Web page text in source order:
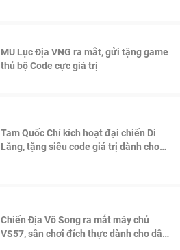
MU Lục Địa VNG ra mắt, gửi tặng game
thủ bộ Code cực giá trị
Tam Quốc Chí kích hoạt đại chiến Di
Lăng, tặng siêu code giá trị dành cho
Chiến Địa Vô Song ra mắt máy chủ
VS57, sân chơi đích thực dành cho dân